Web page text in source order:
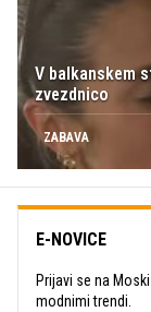
V balkanskem
zvezdnico
ZABAVA
E-NOVICE
Prijavi se na
modnimi trendi.